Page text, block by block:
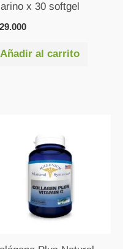
x 30 softgel
29.000
Añadir al carrito